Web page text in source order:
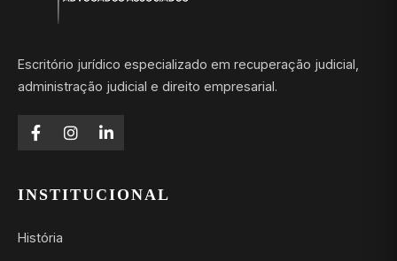
Escritório jurídico especializado em recuperação judicial,
administração judicial e direito empresarial.
INSTITUCIONAL
História